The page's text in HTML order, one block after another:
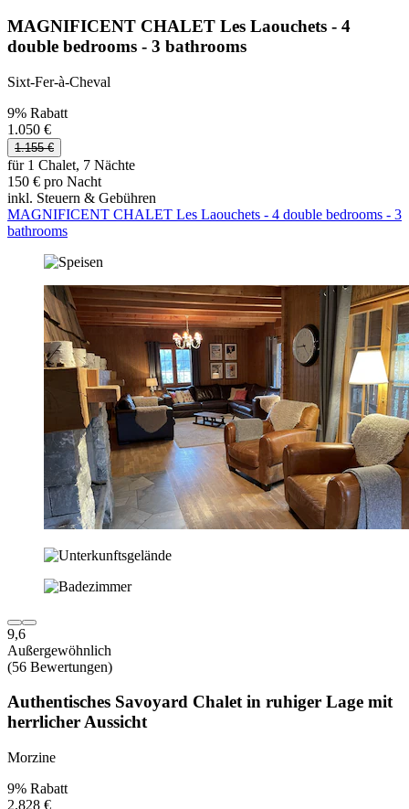
MAGNIFICENT CHALET Les Laouchets - 4
double bedrooms - 3 bathrooms
Sixt-Fer-à-Cheval
9% Rabatt
1.050 €
1.155 €
für 1 Chalet, 7 Nächte
150 € pro Nacht
inkl. Steuern & Gebühren
MAGNIFICENT CHALET Les Laouchets - 4 double bedrooms - 3
bathrooms
9,6
Außergewöhnlich
(56 Bewertungen)
Authentisches Savoyard Chalet in ruhiger Lage mit
herrlicher Aussicht
Morzine
9% Rabatt
2.828 €